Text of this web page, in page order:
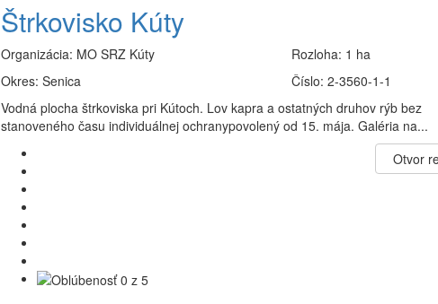
Štrkovisko Kúty
Organizácia: MO SRZ Kúty
Okres: Senica
Rozloha: 1 ha
Číslo:2-3560-1-1
Vodná plocha štrkoviska pri Kútoch. Lov kapra a ostatných druhov rýb bez
stanoveného času individuálnej ochranypovolený od 15. mája. Galéria na...
Otvor